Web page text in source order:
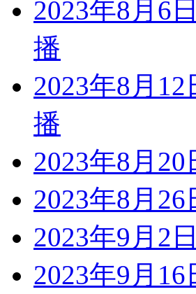
2023年8月6
播
2023年8月
播
2023年8月
2023年8月
2023年9月2
2023年9月